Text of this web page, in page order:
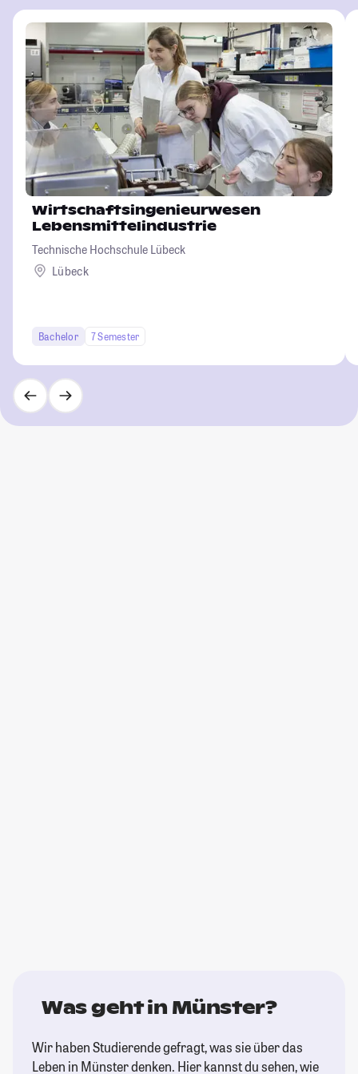
Wirtschaftsingenieurwesen
Lebensmittelindustrie
Technische Hochschule Lübeck
Lübeck
Bachelor 7 Semester
Was geht in Münster?
Wir haben Studierende gefragt, was sie über das
Leben in Münster denken. Hier kannst du sehen, wie